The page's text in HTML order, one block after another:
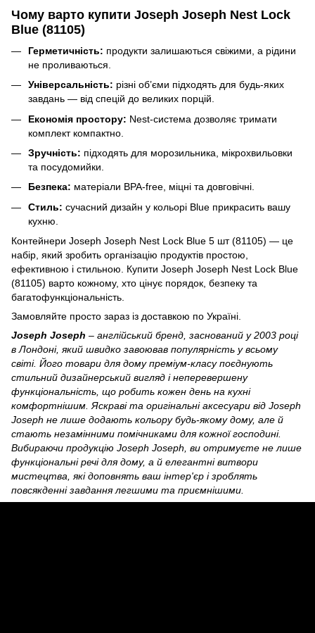
Чому варто купити Joseph Joseph Nest Lock
Blue (81105)
Герметичність: продукти залишаються свіжими, а рідини
не проливаються.
Універсальність: різні об’єми підходять для будь-яких
завдань — від спецій до великих порцій.
Економія простору: Nest-система дозволяє тримати
комплект компактно.
Зручність: підходять для морозильника, мікрохвильовки
та посудомийки.
Безпека: матеріали BPA-free, міцні та довговічні.
Стиль: сучасний дизайн у кольорі Blue прикрасить вашу
кухню.
Контейнери Joseph Joseph Nest Lock Blue 5 шт (81105) — це
набір, який зробить організацію продуктів простою,
ефективною і стильною. Купити Joseph Joseph Nest Lock Blue
(81105) варто кожному, хто цінує порядок, безпеку та
багатофункціональність.
Замовляйте просто зараз із доставкою по Україні.
Joseph Joseph – англійський бренд, заснований у 2003 році
в Лондоні, який швидко завоював популярність у всьому
світі. Його товари для дому преміум-класу поєднують
стильний дизайнерський вигляд і неперевершену
функціональність, що робить кожен день на кухні
комфортнішим. Яскраві та оригінальні аксесуари від Joseph
Joseph не лише додають кольору будь-якому дому, але й
стають незамінними помічниками для кожної господині.
Вибираючи продукцію Joseph Joseph, ви отримуєте не лише
функціональні речі для дому, а й елегантні витвори
мистецтва, які доповнять ваш інтер'єр і зроблять
повсякденні завдання легшими та приємнішими.